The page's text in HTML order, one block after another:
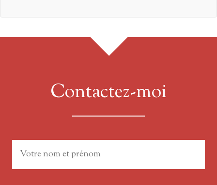
Contactez-moi